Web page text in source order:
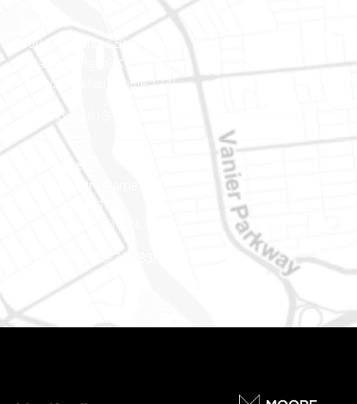
400-1420, place Blair Towers
Ottawa (Ontario) K1J 9L8
(Adjacent à l’autoroute 174)
Téléphone : 613-745-8387
Est ontarien
888, rue Notre-Dame
Case postale 101
Embrun (Ontario) K0A 1W1
Téléphone : 613-745-8387